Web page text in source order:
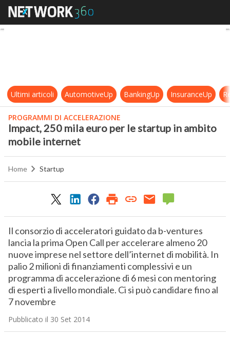
Impact, 250 mila euro per le
Ultimi articoli AutomotiveUp BankingUp InsuranceUp
PROGRAMMI DI ACCELERAZIONE
Impact, 250 mila euro per le startup in ambito
mobile internet
Home Startup
Il consorzio di acceleratori guidato da b-ventures
lancia la prima Open Call per accelerare almeno 20
nuove imprese nel settore dell’internet di mobilità. In
palio 2 milioni di finanziamenti complessivi e un
programma di accelerazione di 6 mesi con mentoring
di esperti a livello mondiale. Ci si può candidare fino al
7 novembre
Pubblicato il 30 Set 2014